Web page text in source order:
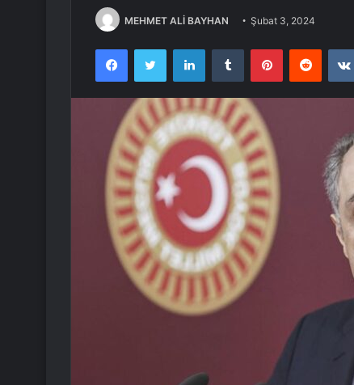
MEHMET ALİ BAYHAN Şubat 3, 2024
FacebookTwitter LinkedInTumblr PinterestReddit